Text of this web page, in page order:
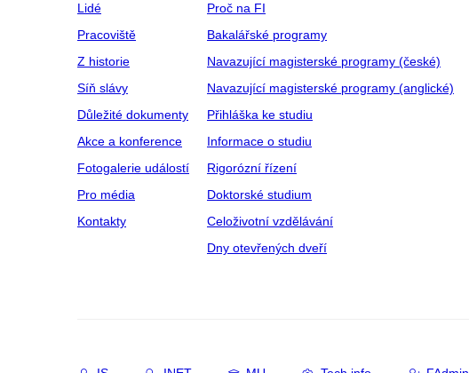
Lidé
Pracoviště
Z historie
Síň slávy
Důležité dokumenty
Akce a konference
Fotogalerie událostí
Pro média
Kontakty
Proč na FI
Bakalářské programy
Navazující magisterské programy (české)
Navazující magisterské programy (anglické)
Přihláška ke studiu
Informace o studiu
Rigorózní řízení
Doktorské studium
Celoživotní vzdělávání
Dny otevřených dveří